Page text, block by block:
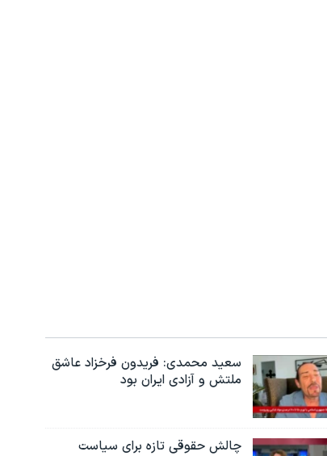
سعید محمدی: فریدون فرخزاد عاشق
ملتش و آزادی ایران بود
چالش حقوقی تازه برای سیاست